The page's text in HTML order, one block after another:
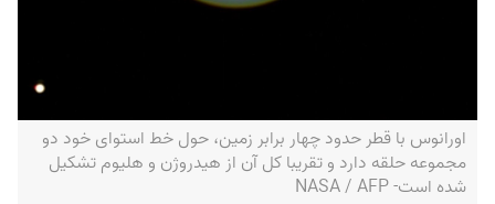
اورانوس با قطر حدود چهار برابر زمین، حول خط استوای خود دو
مجموعه حلقه دارد و تقریبا کل آن از هیدروژن و هلیوم تشکیل
شده است- NASA / AFP